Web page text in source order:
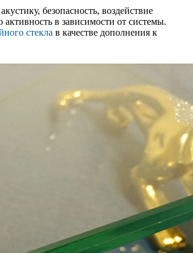
безопасность, воздействие
в зависимости от системы.
стекла в качестве дополнения к